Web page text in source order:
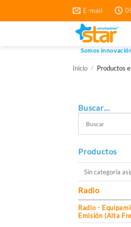
contenido
E-mail
Somos
Inicio / Productos
Buscar…
Productos
Sin categoría
Radio
Radio -
Emisión (Alta